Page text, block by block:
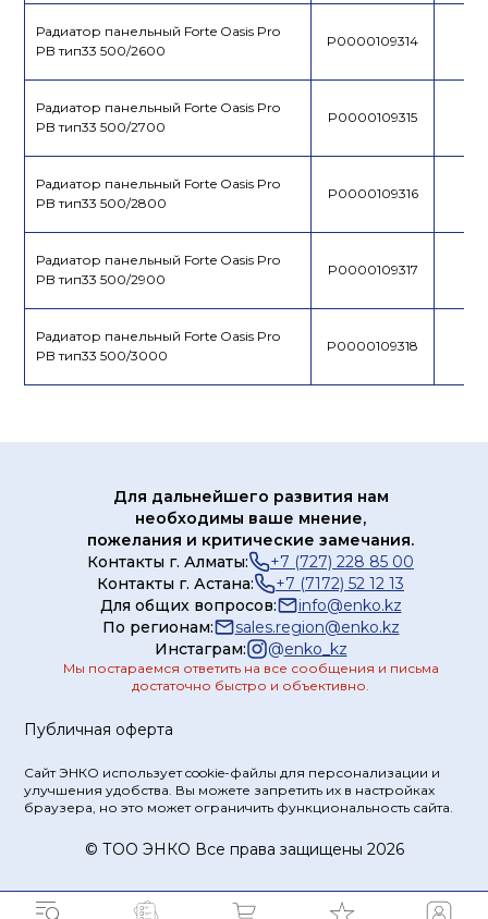
Радиатор панельный Forte Oasis Pro
PB тип33 500/2600
P0000109314
Радиатор панельный Forte Oasis Pro
PB тип33 500/2700
P0000109315
Радиатор панельный Forte Oasis Pro
PB тип33 500/2800
P0000109316
Радиатор панельный Forte Oasis Pro
PB тип33 500/2900
P0000109317
Радиатор панельный Forte Oasis Pro
PB тип33 500/3000
P0000109318
Публичная оферта
Сайт ЭНКО использует cookie-файлы для персонализации и
улучшения удобства. Вы можете запретить их в настройках
браузера, но это может ограничить функциональность сайта.
© ТOO ЭНКО Все права защищены 2026
Для дальнейшего развития нам
необходимы ваше мнение,
пожелания и критические замечания.
Контакты г. Алматы:
+7 (727) 228 85 00
Контакты г. Астана:
+7 (7172) 52 12 13
Для общих вопросов:
info@enko.kz
По регионам:
sales.region@enko.kz
Инстаграм:
@enko_kz
Мы постараемся ответить на все сообщения и письма
достаточно быстро и объективно.